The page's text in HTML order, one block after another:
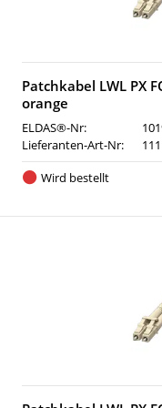
Patchkabel LWL PX
orange
ELDAS®-Nr:
Lieferanten-Art-Nr:
Wird bestellt